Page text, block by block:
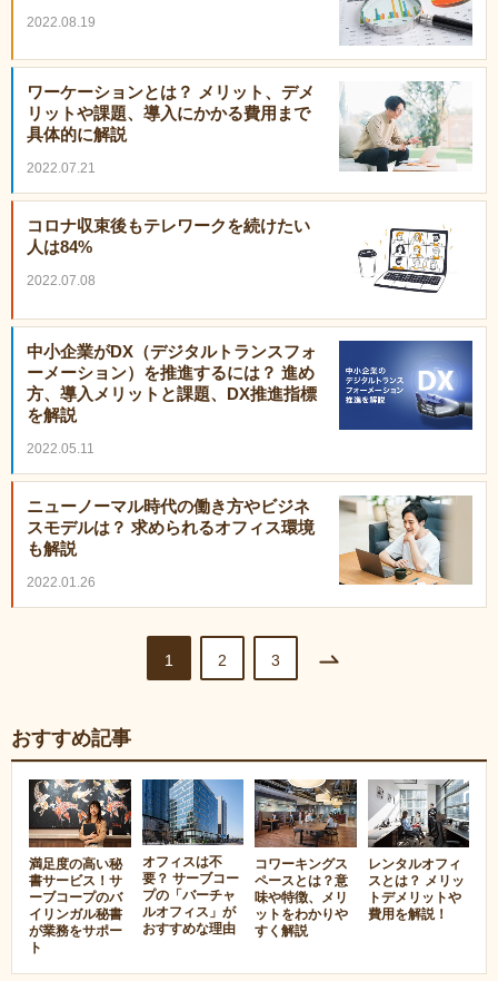
2022.08.19
ワーケーションとは？ メリット、デメ
リットや課題、導入にかかる費用まで
具体的に解説
2022.07.21
コロナ収束後もテレワークを続けたい
人は84%
2022.07.08
中小企業がDX（デジタルトランスフォ
ーメーション）を推進するには？ 進め
方、導入メリットと課題、DX推進指標
を解説
2022.05.11
ニューノーマル時代の働き方やビジネ
スモデルは？ 求められるオフィス環境
も解説
2022.01.26
1 2 3
おすすめ記事
満足度の高い秘
書サービス！サ
ーブコープのバ
イリンガル秘書
が業務をサポー
ト
オフィスは不
要？ サーブコー
プの「バーチャ
ルオフィス」が
おすすめな理由
コワーキングス
ペースとは？意
味や特徴、メリ
ットをわかりや
すく解説
レンタルオフィ
スとは？ メリッ
トデメリットや
費用を解説！